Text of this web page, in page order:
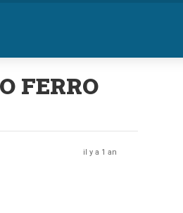
FERRO
il y a 1 an